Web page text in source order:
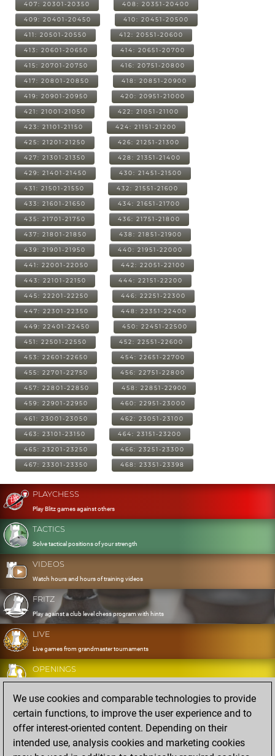
407: 20301-20350 408: 20351-20400
409: 20401-20450 410: 20451-20500
411: 20501-20550 412: 20551-20600
413: 20601-20650 414: 20651-20700
415: 20701-20750 416: 20751-20800
417: 20801-20850 418: 20851-20900
419: 20901-20950 420: 20951-21000
421: 21001-21050 422: 21051-21100
423: 21101-21150 424: 21151-21200
425: 21201-21250 426: 21251-21300
427: 21301-21350 428: 21351-21400
429: 21401-21450 430: 21451-21500
431: 21501-21550 432: 21551-21600
433: 21601-21650 434: 21651-21700
435: 21701-21750 436: 21751-21800
437: 21801-21850 438: 21851-21900
439: 21901-21950 440: 21951-22000
441: 22001-22050 442: 22051-22100
443: 22101-22150 444: 22151-22200
445: 22201-22250 446: 22251-22300
447: 22301-22350 448: 22351-22400
449: 22401-22450 450: 22451-22500
451: 22501-22550 452: 22551-22600
453: 22601-22650 454: 22651-22700
455: 22701-22750 456: 22751-22800
457: 22801-22850 458: 22851-22900
459: 22901-22950 460: 22951-23000
461: 23001-23050 462: 23051-23100
463: 23101-23150 464: 23151-23200
465: 23201-23250 466: 23251-23300
467: 23301-23350 468: 23351-23398
PLAYCHESS
Play Blitz games against others
TACTICS
Solve tactical positions of your strength
VIDEOS
Watch hours and hours of training videos
FRITZ
Play against a club level chess program with hints
LIVE
Live games from grandmaster tournaments
OPENINGS
Develop and exercise your openings
DATABASE
Eight million strong games
MYGAMES
Store and analyse your own games in the cloud
We use cookies and comparable technologies to provide
certain functions, to improve the user experience and to
offer interest-oriented content. Depending on their
intended use, analysis cookies and marketing cookies